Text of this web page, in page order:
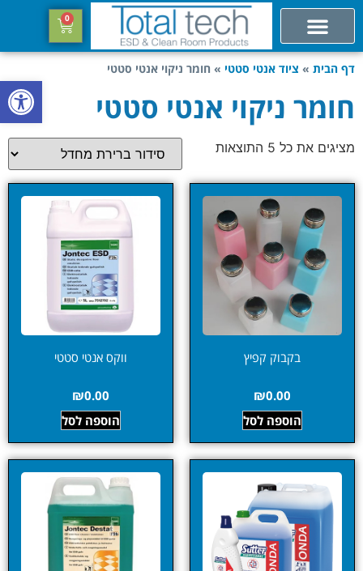
פתח
0
דף הבית » ציוד אנטי סטטי » חומר ניקוי אנטי סטטי
חומר ניקוי אנטי סטטי
מציגים את כל ⁦5⁩ התוצאות
בקבוק קפיץ
₪0.00
הוספה לסל
ווקס אנטי סטטי
₪0.00
הוספה לסל